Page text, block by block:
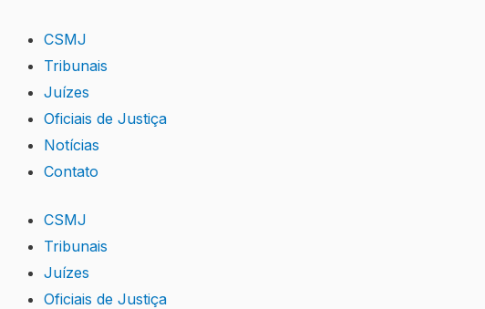
content
CSMJ
Tribunais
Juízes
Oficiais de Justiça
Notícias
Contato
CSMJ
Tribunais
Juízes
Oficiais de Justiça